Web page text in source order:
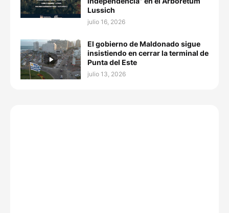
Lussich
julio 16, 2026
El gobierno de Maldonado sigue
insistiendo en cerrar la terminal de
Punta del Este
julio 13, 2026